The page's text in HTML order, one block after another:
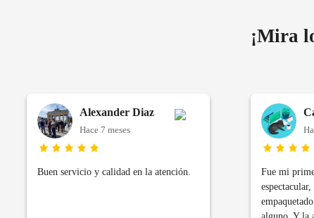
¡Mira
Alexander Diaz
Hace 7 meses
Buen servicio y calidad en la atención.
Fue mi
alguno. Y la